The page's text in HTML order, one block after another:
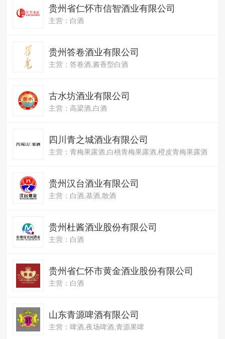
贵州省仁怀市信智酒业有限公司
主营：白酒
贵州答卷酒业有限公司
主营：答卷酒,酱香型白酒
古水坊酒业有限公司
主营：高梁酒,白酒
四川青之城酒业有限公司
主营：青梅果露酒,白桃青梅果露酒,橙皮青梅果露酒
贵州汉台酒业有限公司
主营：白酒,基酒,散酒
贵州杜酱酒业股份有限公司
主营：白酒
贵州省仁怀市黄金酒业股份有限公司
主营：白酒
山东青源啤酒有限公司
主营：啤酒,夜场啤酒,青源果啤